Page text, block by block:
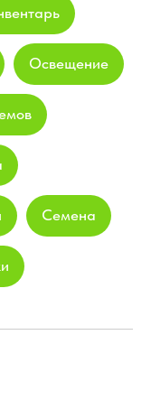
Освещение
Семена